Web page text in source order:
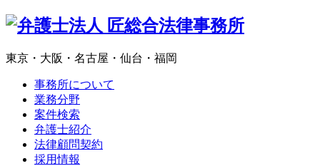
東京・大阪・名古屋・仙台・福岡
事務所について
業務分野
案件検索
弁護士紹介
法律顧問契約
採用情報